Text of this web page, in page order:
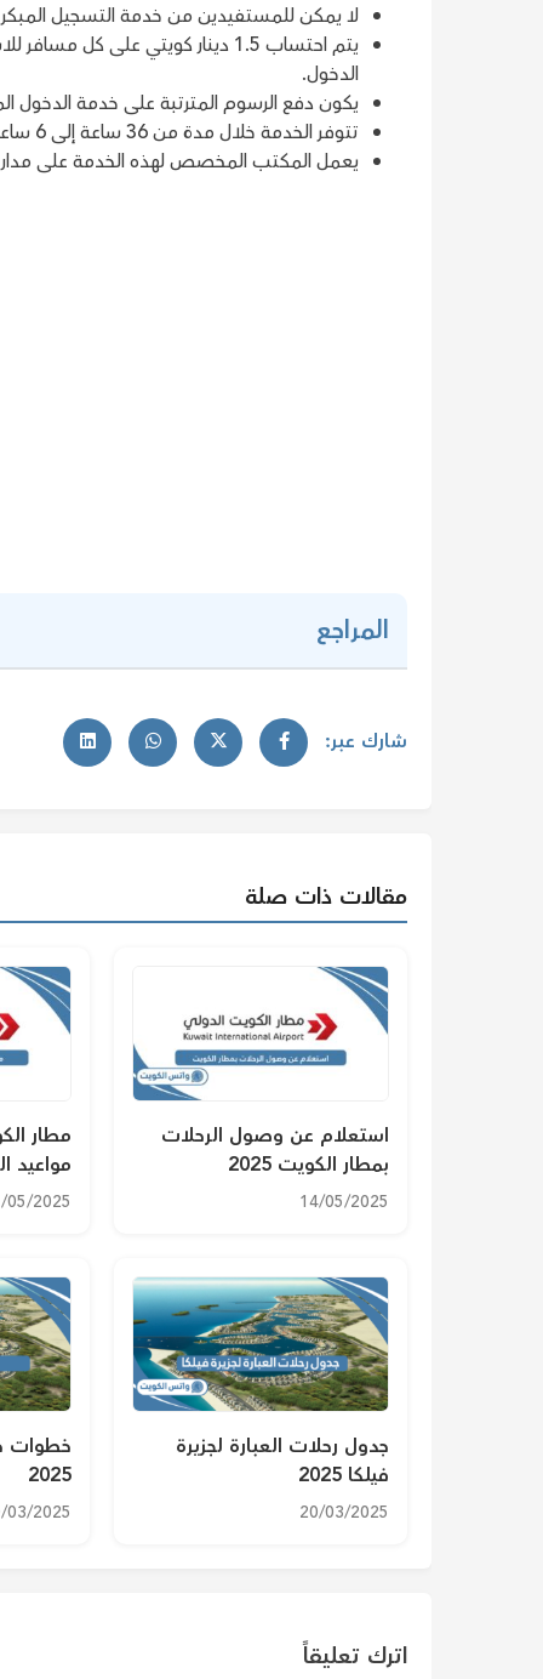
لا يمكن للمستفيدين من خدمة التسجيل
يتم احتساب 1.5 دينار كويتي على
الدخول.
يكون دفع الرسوم المترتبة على خدمة الدخول
تتوفر الخدمة خلال مدة من 36 ساعة إلى 6 ساعات قبل موعد إقلاع الرحلة.
يعمل المكتب المخصص لهذه الخدمة على مدار 24 ساعة في اليوم طيلة أيام
المراجع
شارك عبر:
مقالات ذات صلة
استعلام عن وصول الرحلات
بمطار الكويت 2025
14/05/2025
مطار
مواعيد
05/2025
جدول رحلات العبارة لجزيرة
فيلكا 2025
20/03/2025
خطوات
2025
03/2025
اترك تعليقاً